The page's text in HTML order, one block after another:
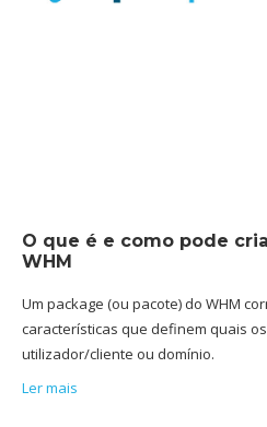
O que é e como pode
WHM
Um package (ou pacote) do WHM
características que definem quais
utilizador/cliente ou domínio.
Ler mais